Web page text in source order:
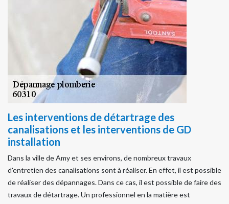
Les interventions de détartrage des
canalisations et les interventions de GD
installation
Dans la ville de Amy et ses environs, de nombreux travaux
d'entretien des canalisations sont à réaliser. En effet, il est possible
de réaliser des dépannages. Dans ce cas, il est possible de faire des
travaux de détartrage. Un professionnel en la matière est